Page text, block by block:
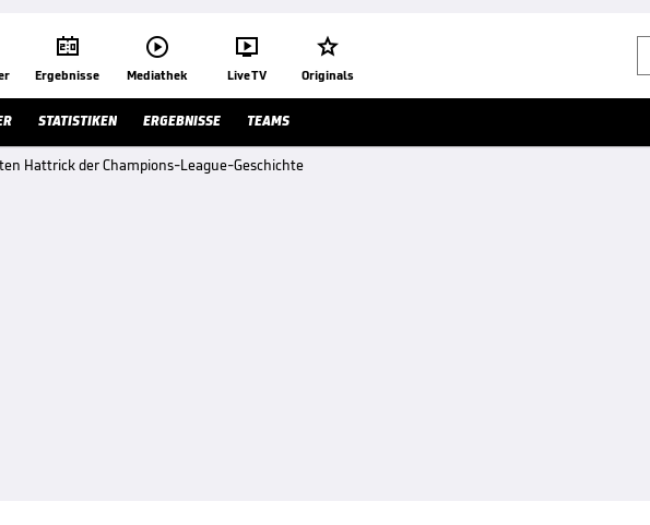

Ergebnisse

Mediathek

Live TV

Originals
STATISTIKEN ERGEBNISSE TEAMS
Hattrick der Champions-League-Geschichte